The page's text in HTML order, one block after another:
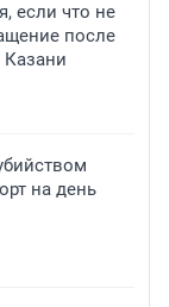
если что не
после
Казани
на день